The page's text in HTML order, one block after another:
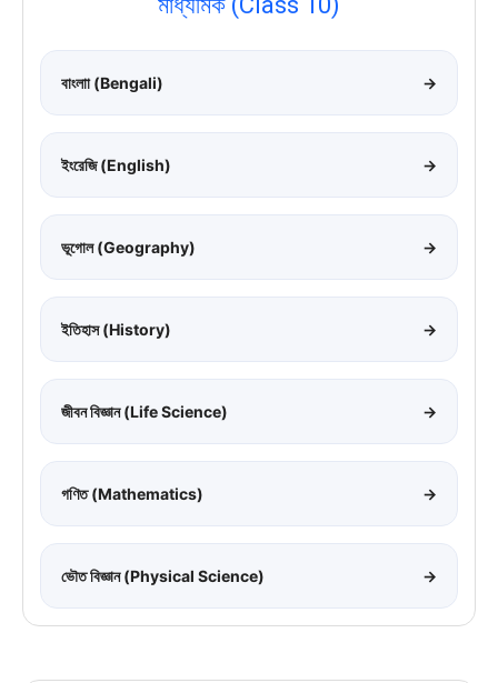
বাংলাা (Bengali) →
ইংরেজি (English) →
ভূগোল (Geography) →
ইতিহাস (History) →
জীবন বিজ্ঞান (Life Science) →
গণিত (Mathematics) →
ভৌত বিজ্ঞান (Physical Science) →